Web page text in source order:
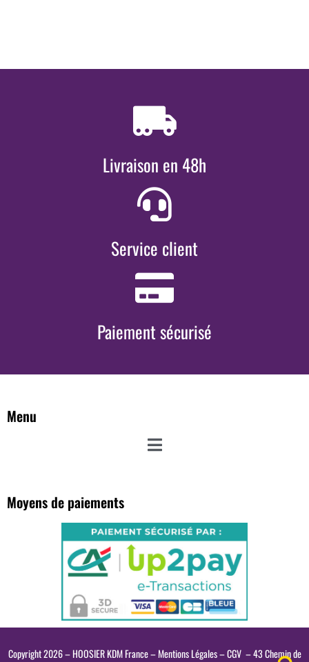
Livraison en 48h
Service client
Paiement sécurisé
Menu
Moyens de paiements
Copyright 2026 – HOOSIER KDM France –Mentions Légales–CGV– 43 Chemin de